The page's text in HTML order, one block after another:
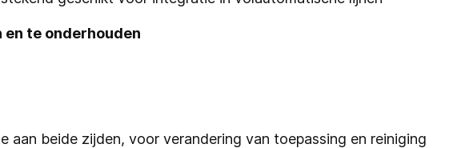
en te onderhouden
aan beide zijden, voor verandering van toepassing en reiniging